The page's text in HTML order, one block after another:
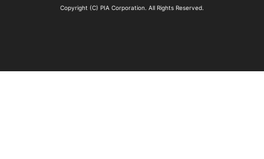
Copyright (C) PIA Corporation. All Rights Reserved.